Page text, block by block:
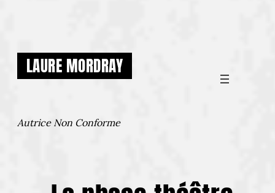
LAURE MORDRAY
Autrice Non Conforme